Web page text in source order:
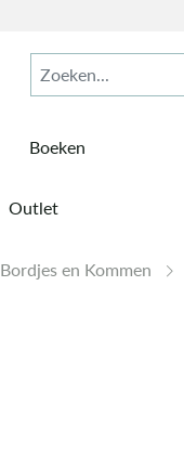
Boeken
Outlet
Bordjes en Kommen